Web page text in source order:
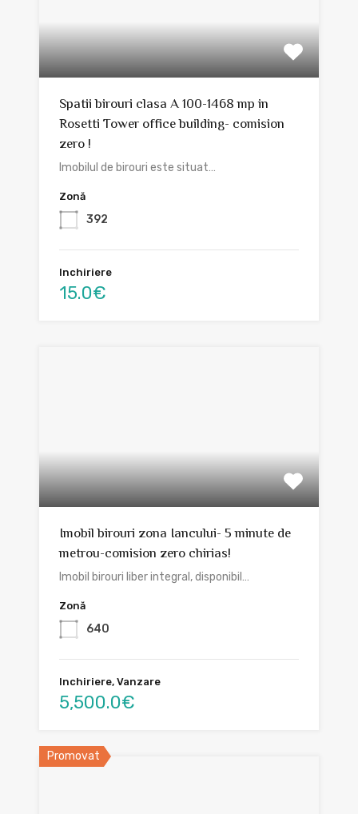
Spatii birouri clasa A 100-1468 mp in
Rosetti Tower office building- comision
zero !
Imobilul de birouri este situat…
Zonă
392
Inchiriere
15.0€
Imobil birouri zona Iancului- 5 minute de
metrou-comision zero chirias!
Imobil birouri liber integral, disponibil…
Zonă
640
Inchiriere, Vanzare
5,500.0€
Promovat